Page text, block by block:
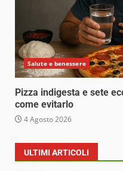
Salute e benessere
Pizza indigesta e sete
come evitarlo
4 Agosto 2026
ULTIMI ARTICOLI